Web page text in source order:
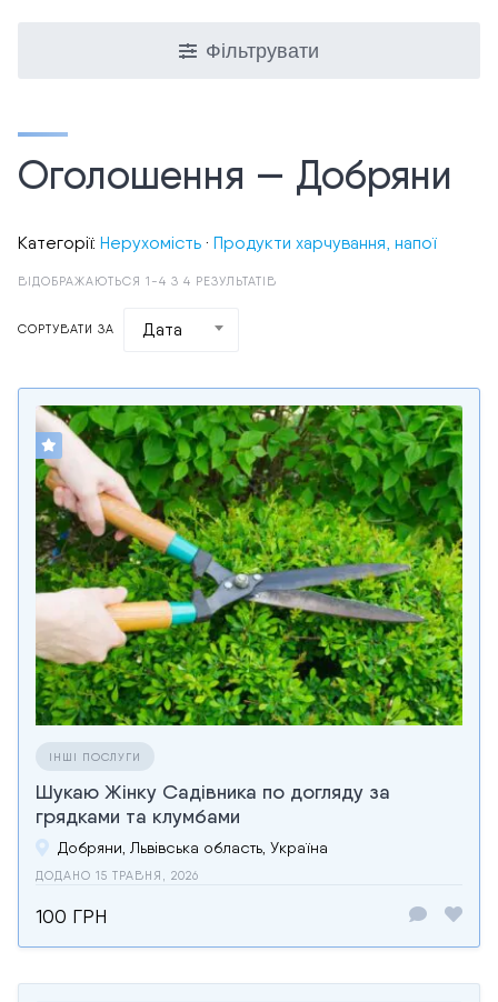
Фільтрувати
Оголошення — Добряни
Категорії: Нерухомість · Продукти харчування, напої
ВІДОБРАЖАЮТЬСЯ 1-4 З 4 РЕЗУЛЬТАТІВ
СОРТУВАТИ ЗА Дата
ІНШІ ПОСЛУГИ
Шукаю Жінку Садівника по догляду за
грядками та клумбами
Добряни, Львівська область, Україна
ДОДАНО 15 ТРАВНЯ, 2026
100 ГРН